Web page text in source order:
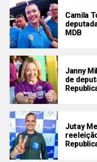
Camila
MDB
Janny
de
Jutay